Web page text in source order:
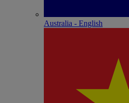
Australia - English